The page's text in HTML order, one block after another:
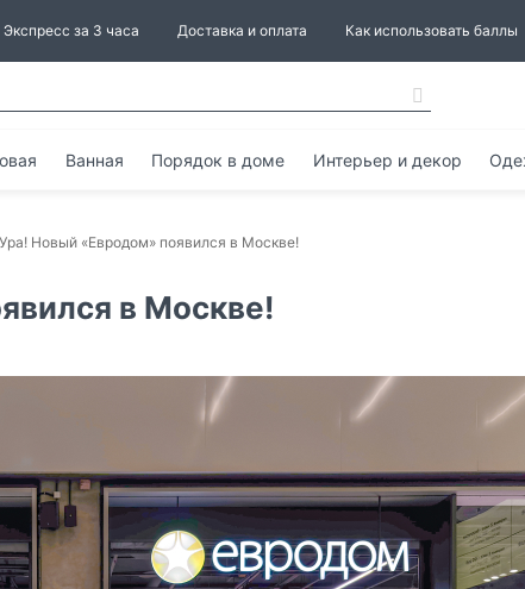
Экспресс за 3 часа Доставка и оплата Как использовать баллы
Ванная Порядок в доме Интерьер и декор
Ура! Новый «Евродом» появился в Москве!
в Москве!